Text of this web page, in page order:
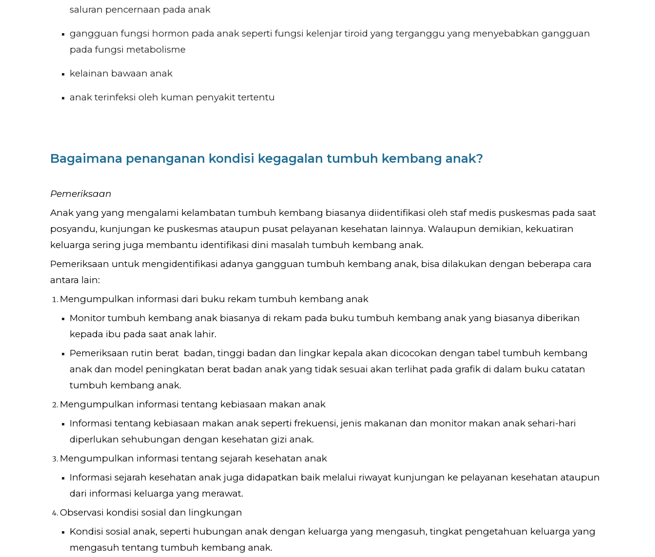
saluran pencernaan pada anak
gangguan fungsi hormon pada anak seperti fungsi kelenjar tiroid yang terganggu yang menyebabkan gangguan
pada fungsi metabolisme
kelainan bawaan anak
anak terinfeksi oleh kuman penyakit tertentu
Bagaimana penanganan kondisi kegagalan tumbuh kembang anak?
Pemeriksaan
Anak yang yang mengalami kelambatan tumbuh kembang biasanya diidentifikasi oleh staf medis puskesmas pada saat
posyandu, kunjungan ke puskesmas ataupun pusat pelayanan kesehatan lainnya. Walaupun demikian, kekuatiran
keluarga sering juga membantu identifikasi dini masalah tumbuh kembang anak.
Pemeriksaan untuk mengidentifikasi adanya gangguan tumbuh kembang anak, bisa dilakukan dengan beberapa cara
antara lain:
Mengumpulkan informasi dari buku rekam tumbuh kembang anak
Monitor tumbuh kembang anak biasanya di rekam pada buku tumbuh kembang anak yang biasanya diberikan
kepada ibu pada saat anak lahir.
Pemeriksaan rutin berat badan, tinggi badan dan lingkar kepala akan dicocokan dengan tabel tumbuh kembang
anak dan model peningkatan berat badan anak yang tidak sesuai akan terlihat pada grafik di dalam buku catatan
tumbuh kembang anak.
Mengumpulkan informasi tentang kebiasaan makan anak
Informasi tentang kebiasaan makan anak seperti frekuensi, jenis makanan dan monitor makan anak sehari-hari
diperlukan sehubungan dengan kesehatan gizi anak.
Mengumpulkan informasi tentang sejarah kesehatan anak
Informasi sejarah kesehatan anak juga didapatkan baik melalui riwayat kunjungan ke pelayanan kesehatan ataupun
dari informasi keluarga yang merawat.
Observasi kondisi sosial dan lingkungan
Kondisi sosial anak, seperti hubungan anak dengan keluarga yang mengasuh, tingkat pengetahuan keluarga yang
mengasuh tentang tumbuh kembang anak.